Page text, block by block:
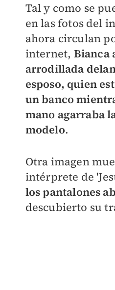
Tal y como se
en las fotos del
ahora circulan
internet, Bianca
arrodillada
esposo, quien
un banco
mano agarraba
modelo.
Otra imagen
intérprete de
los pantalones
descubierto su